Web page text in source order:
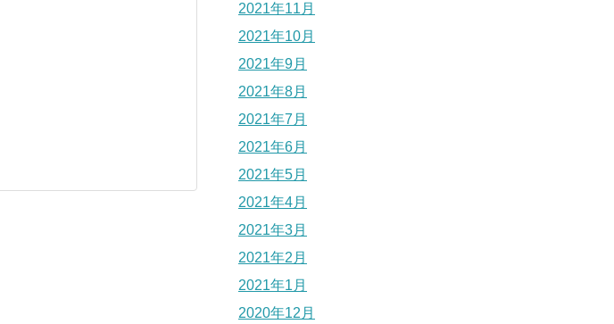
2021年11月
2021年10月
2021年9月
2021年8月
2021年7月
2021年6月
2021年5月
2021年4月
2021年3月
2021年2月
2021年1月
2020年12月